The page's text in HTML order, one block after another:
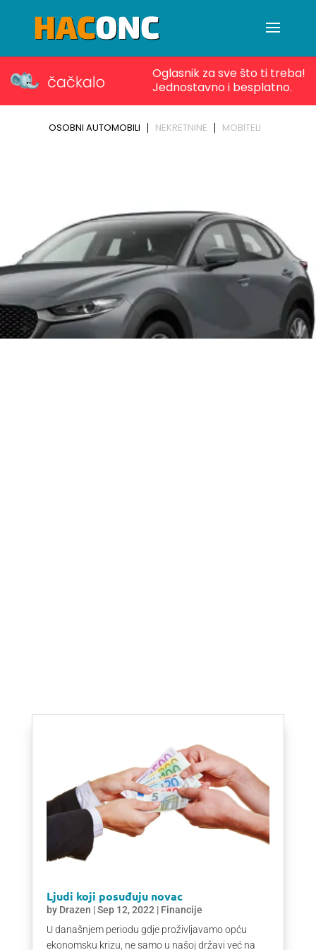
Ljudi koji posuđuju novac
by Drazen |Sep 12, 2022 | Financije
U današnjem periodu gdje proživljavamo opću
ekonomsku krizu, ne samo u našoj državi već na